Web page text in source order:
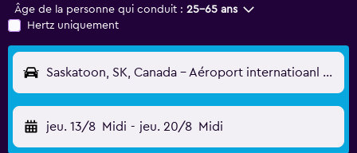
Âge de la personne qui conduit : 25-65 ans
Hertz uniquement
Saskatoon, SK, Canada - Aéroport internatioanl John G. Diefenbaker (YXE)
jeu. 13/8 Midi - jeu. 20/8 Midi